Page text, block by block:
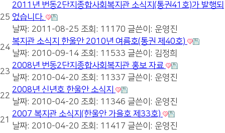
25
2011년 번동2단지종합사회복지관 소식지(통권41호)가 발행되
었습니다.
날짜: 2011-08-25 조회: 11170 글쓴이: 운영진
24
복지관 소식지 한울안 2010년 여름호(통권 제40호)
날짜: 2010-09-14 조회: 11533 글쓴이: 김정희
23
2008년 번동2단지종합사회복지관 홍보 자료
날짜: 2010-04-20 조회: 11337 글쓴이: 운영진
22
2008년 신년호 한울안 소식지
날짜: 2010-04-20 조회: 11346 글쓴이: 운영진
21
2007 복지관 소식지(한울안 가을호 제33호)
날짜: 2010-04-20 조회: 11417 글쓴이: 운영진